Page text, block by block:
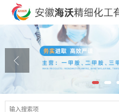
公司首页
公司介绍
公司动态
产品展厅